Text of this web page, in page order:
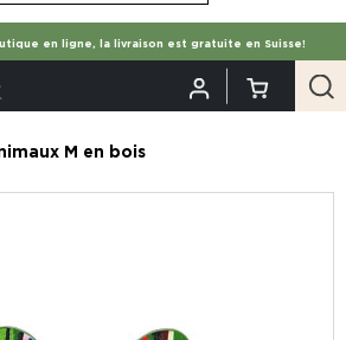
en ligne, la livraison est gratuite en Suisse!
M en bois